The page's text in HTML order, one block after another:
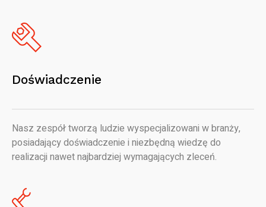
Doświadczenie
Nasz zespół tworzą ludzie wyspecjalizowani w branży,
posiadający doświadczenie i niezbędną wiedzę do
realizacji nawet najbardziej wymagających zleceń.